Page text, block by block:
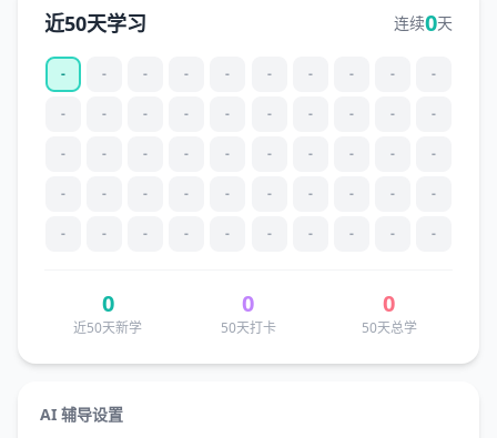
近50天学习 连续0天
- - - - - - - - - -
- - - - - - - - - -
- - - - - - - - - -
- - - - - - - - - -
- - - - - - - - - -
0
近50天新学
0
50天打卡
0
50天总学
AI 辅导设置